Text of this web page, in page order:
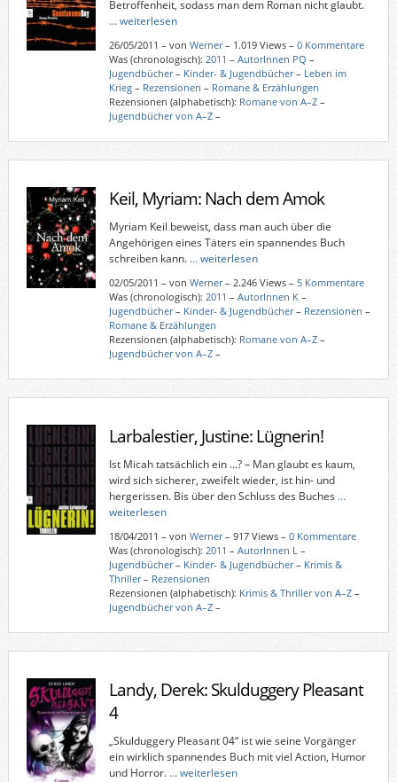
Betroffenheit, sodass man dem Roman nicht glaubt.
… weiterlesen
26/05/2011 – von Werner– 1.019 Views – 0 Kommentare
Was (chronologisch): 2011 – AutorInnen PQ –
Jugendbücher– Kinder- & Jugendbücher– Leben im
Krieg– Rezensionen – Romane & Erzählungen
Rezensionen (alphabetisch): Romane von A–Z–
Jugendbücher von A–Z–
Keil, Myriam: Nach dem Amok
Myriam Keil beweist, dass man auch über die
Angehörigen eines Täters ein spannendes Buch
schreiben kann. … weiterlesen
02/05/2011 – von Werner– 2.246 Views – 5 Kommentare
Was (chronologisch): 2011 – AutorInnen K–
Jugendbücher– Kinder- & Jugendbücher– Rezensionen –
Romane & Erzählungen
Rezensionen (alphabetisch): Romane von A–Z–
Jugendbücher von A–Z–
Larbalestier, Justine: Lügnerin!
Ist Micah tatsächlich ein …? – Man glaubt es kaum,
wird sich sicherer, zweifelt wieder, ist hin- und
hergerissen. Bis über den Schluss des Buches …
weiterlesen
18/04/2011 – von Werner– 917 Views – 0 Kommentare
Was (chronologisch): 2011 – AutorInnen L –
Jugendbücher– Kinder- & Jugendbücher– Krimis &
Thriller– Rezensionen
Rezensionen (alphabetisch): Krimis & Thriller von A–Z–
Jugendbücher von A–Z–
Landy, Derek: Skulduggery Pleasant
4
„Skulduggery Pleasant 04“ ist wie seine Vorgänger
ein wirklich spannendes Buch mit viel Action, Humor
und Horror. … weiterlesen